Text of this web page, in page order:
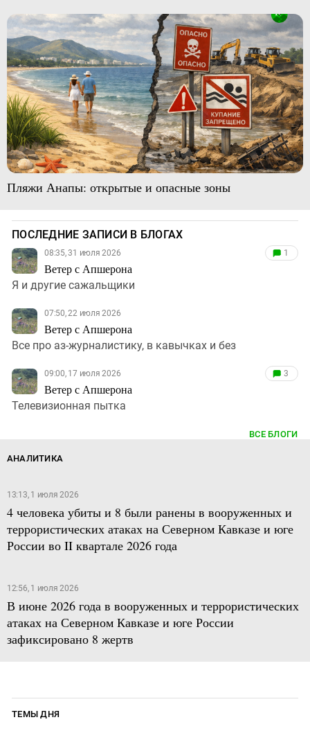
Пляжи Анапы: открытые и опасные зоны
ПОСЛЕДНИЕ ЗАПИСИ В БЛОГАХ
08:35, 31 июля 2026
Ветер с Апшерона
1
Я и другие сажальщики
07:50, 22 июля 2026
Ветер с Апшерона
Все про аз-журналистику, в кавычках и без
09:00, 17 июля 2026
Ветер с Апшерона
3
Телевизионная пытка
ВСЕ БЛОГИ
АНАЛИТИКА
13:13, 1 июля 2026
4 человека убиты и 8 были ранены в вооруженных и
террористических атаках на Северном Кавказе и юге
России во II квартале 2026 года
12:56, 1 июля 2026
В июне 2026 года в вооруженных и террористических
атаках на Северном Кавказе и юге России
зафиксировано 8 жертв
ТЕМЫ ДНЯ